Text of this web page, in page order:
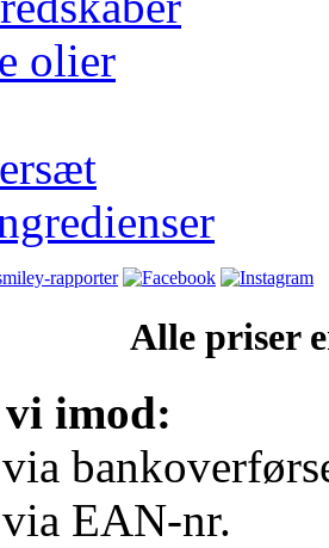
olier
Alle priser
imod:
EAN-nr.